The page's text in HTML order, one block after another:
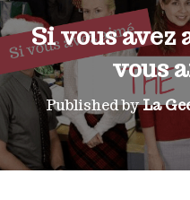
Si vous avez
vous
Published byLa